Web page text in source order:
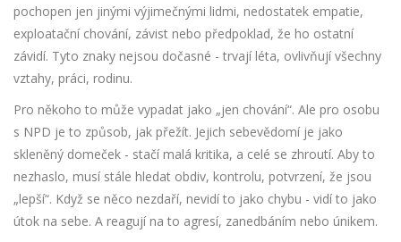
pochopen jen jinými výjimečnými lidmi, nedostatek empatie,
exploatační chování, závist nebo předpoklad, že ho ostatní
závidí. Tyto znaky nejsou dočasné - trvají léta, ovlivňují všechny
vztahy, práci, rodinu.
Pro někoho to může vypadat jako „jen chování“. Ale pro osobu
s NPD je to způsob, jak přežít. Jejich sebevědomí je jako
skleněný domeček - stačí malá kritika, a celé se zhroutí. Aby to
nezhaslo, musí stále hledat obdiv, kontrolu, potvrzení, že jsou
„lepší“. Když se něco nezdaří, nevidí to jako chybu - vidí to jako
útok na sebe. A reagují na to agresí, zanedbáním nebo únikem.